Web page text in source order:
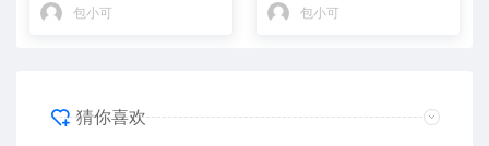
包小可 包小可
猜你喜欢